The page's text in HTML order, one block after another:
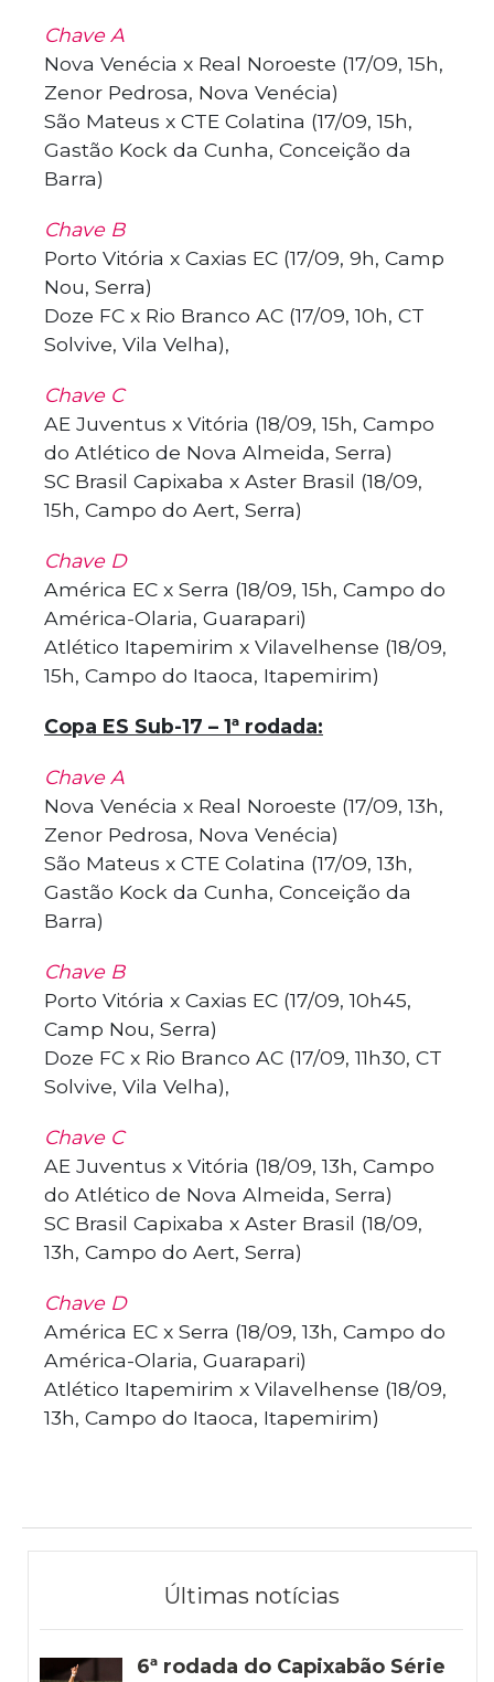
Chave A
Nova Venécia x Real Noroeste (17/09, 15h,
Zenor Pedrosa, Nova Venécia)
São Mateus x CTE Colatina (17/09, 15h,
Gastão Kock da Cunha, Conceição da
Barra)
Chave B
Porto Vitória x Caxias EC (17/09, 9h, Camp
Nou, Serra)
Doze FC x Rio Branco AC (17/09, 10h, CT
Solvive, Vila Velha),
Chave C
AE Juventus x Vitória (18/09, 15h, Campo
do Atlético de Nova Almeida, Serra)
SC Brasil Capixaba x Aster Brasil (18/09,
15h, Campo do Aert, Serra)
Chave D
América EC x Serra (18/09, 15h, Campo do
América-Olaria, Guarapari)
Atlético Itapemirim x Vilavelhense (18/09,
15h, Campo do Itaoca, Itapemirim)
Copa ES Sub-17 – 1ª rodada:
Chave A
Nova Venécia x Real Noroeste (17/09, 13h,
Zenor Pedrosa, Nova Venécia)
São Mateus x CTE Colatina (17/09, 13h,
Gastão Kock da Cunha, Conceição da
Barra)
Chave B
Porto Vitória x Caxias EC (17/09, 10h45,
Camp Nou, Serra)
Doze FC x Rio Branco AC (17/09, 11h30, CT
Solvive, Vila Velha),
Chave C
AE Juventus x Vitória (18/09, 13h, Campo
do Atlético de Nova Almeida, Serra)
SC Brasil Capixaba x Aster Brasil (18/09,
13h, Campo do Aert, Serra)
Chave D
América EC x Serra (18/09, 13h, Campo do
América-Olaria, Guarapari)
Atlético Itapemirim x Vilavelhense (18/09,
13h, Campo do Itaoca, Itapemirim)
Últimas notícias
6ª rodada do Capixabão Série